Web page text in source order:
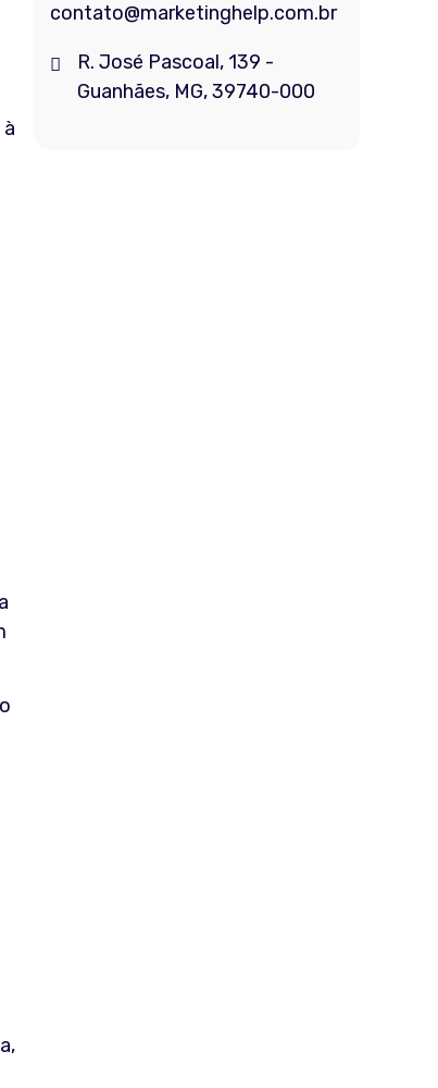
contato@marketinghelp.com.br
R. José Pascoal, 139 -
Guanhães, MG, 39740-000